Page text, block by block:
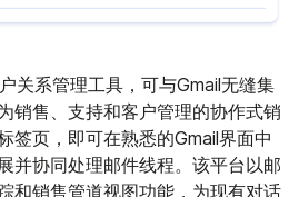
关系管理工具，可与Gmail无缝集
销售、支持和客户管理的协作式销
签页，即可在熟悉的Gmail界面中
并协同处理邮件线程。该平台以邮
和销售管道视图功能，为现有对话